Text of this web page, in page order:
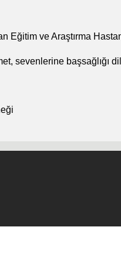
Eğitim ve Araştırma
sevenlerine başsağlığı